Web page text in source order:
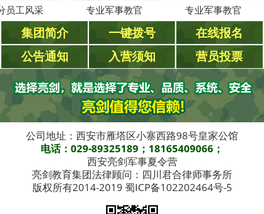
采 专业军事教官 专业军事教官
集团简介 一键拨号
在线报名
公告通知
入营须知 营员投票
公司地址：西安市雁塔区小寨西路98号皇家公馆
电话：029-89325189；18165409066；
西安亮剑军事夏令营
亮剑教育集团法律顾问：四川君合律师事务所
版权所有2014-2019 蜀ICP备102202464号-5